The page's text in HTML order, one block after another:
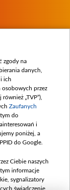
zgody na
danych,
ich
osobowych przez
„TVP”),
Zaufanych
tym do
i
poniżej, a
do Google.
Ciebie naszych
tym informacje
sygnalizatory
świadczenie